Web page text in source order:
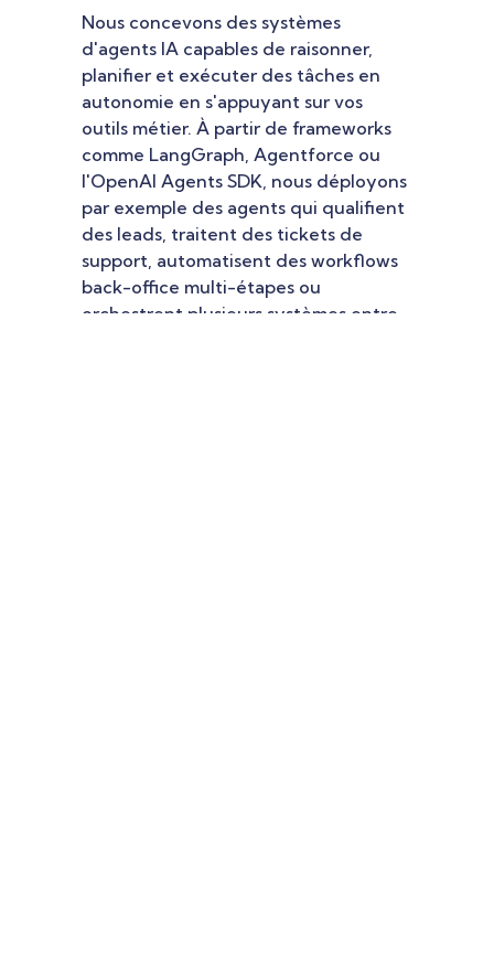
Nous concevons des systèmes
d'agents IA capables de raisonner,
planifier et exécuter des tâches en
autonomie en s'appuyant sur vos
outils métier. À partir de frameworks
comme LangGraph, Agentforce ou
l'OpenAI Agents SDK, nous déployons
par exemple des agents qui qualifient
des leads, traitent des tickets de
support, automatisent des workflows
back-office multi-étapes ou
orchestrent plusieurs systèmes entre